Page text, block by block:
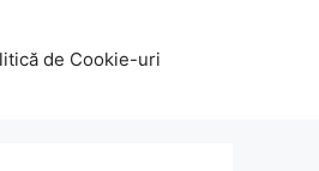
de Cookie-uri